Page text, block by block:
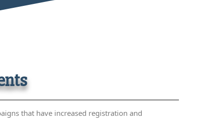
that have increased registration and